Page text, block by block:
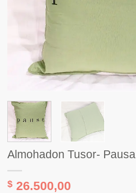
Almohadon Tusor- Pausa
$ 26.500,00